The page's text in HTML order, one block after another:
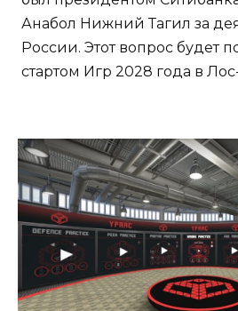
Анабол Нижний Тагил за
России. Этот вопрос будет
стартом Игр 2028 года в